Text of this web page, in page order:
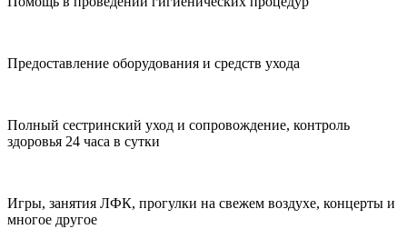
Предоставление оборудования и средств ухода
Полный сестринский уход и сопровождение, контроль
здоровья 24 часа в сутки
Игры, занятия ЛФК, прогулки на свежем воздухе, концерты и
многое другое